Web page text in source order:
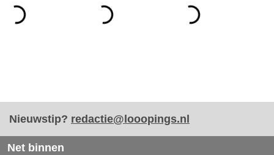
Nieuwstip? redactie@looopings.nl
Net binnen